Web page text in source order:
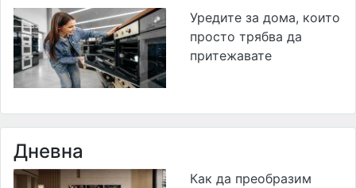
Уредите за дома, които
просто трябва да
притежавате
Дневна
Как да преобразим